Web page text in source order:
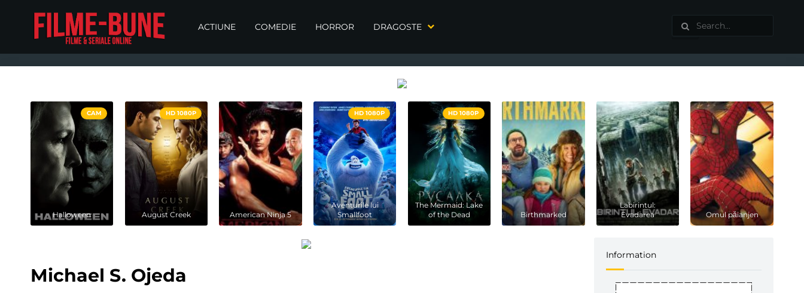
ACTIUNE COMEDIE HORROR DRAGOSTE
CAM
Halloween
HD 1080P
August Creek American Ninja 5
HD 1080P
Aventurile lui
Smallfoot
HD 1080P
The Mermaid: Lake
of the Dead
Birthmarked
Labirintul:
Evadarea
Omul păianjen
Michael S. Ojeda
Information